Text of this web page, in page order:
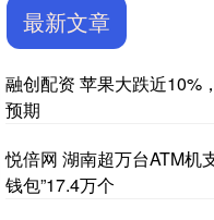
最新文章
融创配资 苹果大跌近10%
预期
悦倍网 湖南超万台ATM机
钱包”17.4万个